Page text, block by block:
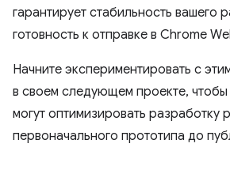
гарантирует стабильность вашего
готовность к отправке в Chrome
Начните экспериментировать с
в своем следующем проекте, чтобы
могут оптимизировать разработку
первоначального прототипа до